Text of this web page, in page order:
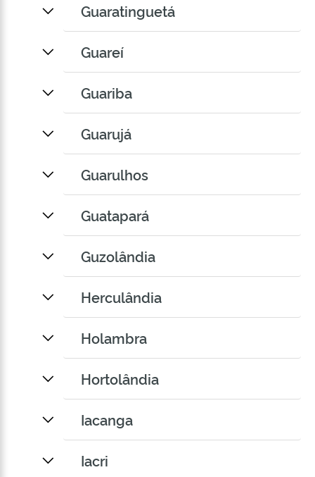
Guaratinguetá
Guareí
Guariba
Guarujá
Guarulhos
Guatapará
Guzolândia
Herculândia
Holambra
Hortolândia
Iacanga
Iacri